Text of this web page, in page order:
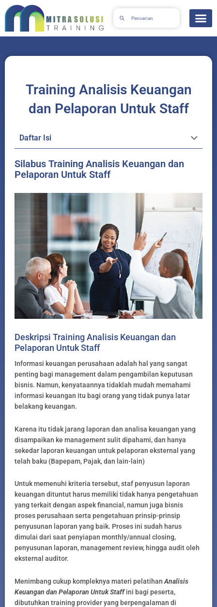
Lewati
ke
Training Analisis Keuangan
dan Pelaporan Untuk Staff
Daftar Isi
Silabus Training Analisis Keuangan dan
Pelaporan Untuk Staff
Deskripsi Training Analisis Keuangan dan
Pelaporan Untuk Staff
Informasi keuangan perusahaan adalah hal yang sangat
penting bagi management dalam pengambilan keputusan
bisnis. Namun, kenyataannya tidaklah mudah memahami
informasi keuangan itu bagi orang yang tidak punya latar
belakang keuangan.
Karena itu tidak jarang laporan dan analisa keuangan yang
disampaikan ke management sulit dipahami, dan hanya
sekedar laporan keuangan untuk pelaporan eksternal yang
telah baku (Bapepam, Pajak, dan lain-lain)
Untuk memenuhi kriteria tersebut, staf penyusun laporan
keuangan dituntut harus memiliki tidak hanya pengetahuan
yang terkait dengan aspek financial, namun juga bisnis
proses perusahaan serta pengetahuan prinsip-prinsip
penyusunan laporan yang baik. Proses ini sudah harus
dimulai dari saat penyiapan monthly/annual closing,
penyusunan laporan, management review, hingga audit oleh
eksternal auditor.
Menimbang cukup kompleknya materi pelatihan Analisis
Keuangan dan Pelaporan Untuk Staffini bagi peserta,
dibutuhkan training provider yang berpengalaman di